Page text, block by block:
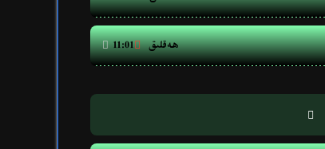
 11:01 ھەقلىق
